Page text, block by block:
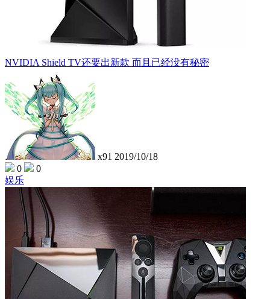
NVIDIA Shield TV还要出新款 而且已经没有秘密
x91 2019/10/18
0
0
娱乐